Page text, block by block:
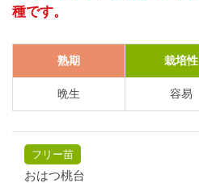
種です。
熟期 栽培性
晩生 容易
フリー苗
おはつ桃台